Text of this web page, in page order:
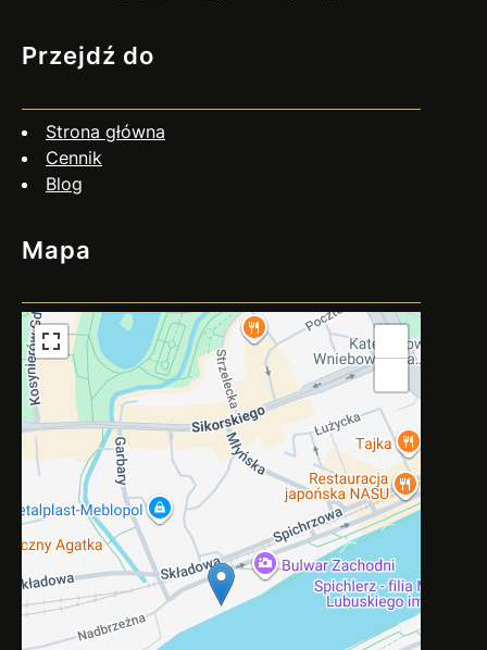
dłużnikiem często przynosi zaskakująco pozytywne
efekty. Dlaczego warto negocjować? Jak się
zawsze. Jeśli dłużnik wyraźnie unika kontaktu, działa
nieuczciwie…
Przejdź do
Strona główna
Cennik
Blog
Mapa